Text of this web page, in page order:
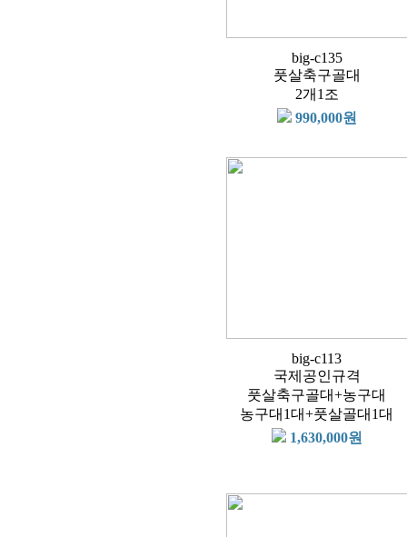
big-c135
풋살축구골대
2개1조
990,000원
big-c113
국제공인규격
풋살축구골대+농구대
농구대1대+풋살골대1대
1,630,000원